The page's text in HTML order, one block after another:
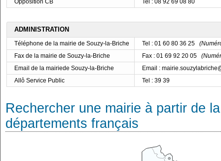
Opposition CB
Tel : 08 92 69 08 80
ADMINISTRATION
Téléphone de la mairie de Souzy-la-Briche Tel : 01 60 80 36 25
Fax de la mairie de Souzy-la-Briche
Fax : 01 69 92 20 05
Email de la mairiede Souzy-la-Briche
Email :
Allô Service Public
Tel : 39 39
Rechercher une mairie à partir de
départements français